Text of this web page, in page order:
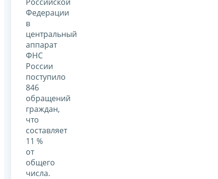
Федерации
в
центральный
аппарат
ФНС
России
поступило
846
обращений
граждан,
что
составляет
11 %
от
общего
числа.